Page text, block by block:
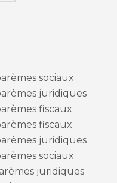
sociaux
juridiques
fiscaux
fiscaux
juridiques
sociaux
juridiques